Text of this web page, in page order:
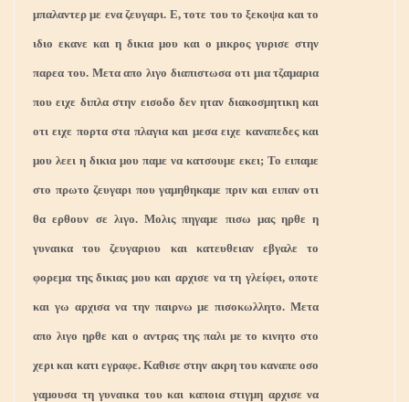
μπαλαντερ με ενα ζευγαρι. Ε, τοτε του το ξεκοψα και το
ιδιο εκανε και η δικια μου και ο μικρος γυρισε στην
παρεα του. Μετα απο λιγο διαπιστωσα οτι μια τζαμαρια
που ειχε διπλα στην εισοδο δεν ηταν διακοσμητικη και
οτι ειχε πορτα στα πλαγια και μεσα ειχε καναπεδες και
μου λεει η δικια μου παμε να κατσουμε εκει; Το ειπαμε
στο πρωτο ζευγαρι που γαμηθηκαμε πριν και ειπαν οτι
θα ερθουν σε λιγο. Μολις πηγαμε πισω μας ηρθε η
γυναικα του ζευγαριου και κατευθειαν εβγαλε το
φορεμα της δικιας μου και αρχισε να τη γλείφει, οποτε
και γω αρχισα να την παιρνω με πισοκωλλητο. Μετα
απο λιγο ηρθε και ο αντρας της παλι με το κινητο στο
χερι και κατι εγραφε. Καθισε στην ακρη του καναπε οσο
γαμουσα τη γυναικα του και καποια στιγμη αρχισε να